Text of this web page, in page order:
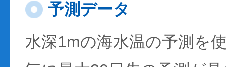
予測データ
水深1mの海水温の予測を